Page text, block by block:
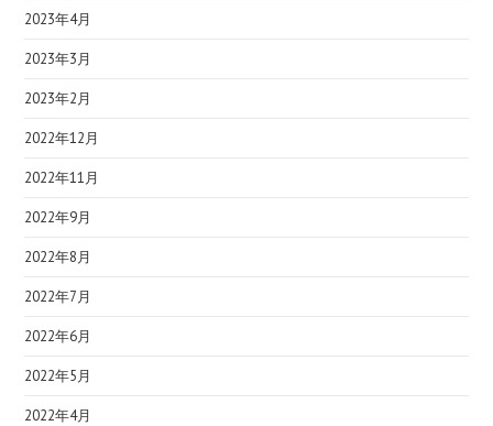
2023年4月
2023年3月
2023年2月
2022年12月
2022年11月
2022年9月
2022年8月
2022年7月
2022年6月
2022年5月
2022年4月